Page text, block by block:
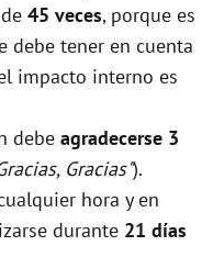
45 veces, porque es
debe tener en cuenta
impacto interno es
debe agradecerse 3
Gracias").
hora y en
durante 21 días